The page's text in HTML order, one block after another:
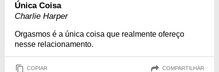
Única Coisa
Charlie Harper
Orgasmos é a única coisa que realmente ofereço
nesse relacionamento.
COPIAR COMPARTILHAR